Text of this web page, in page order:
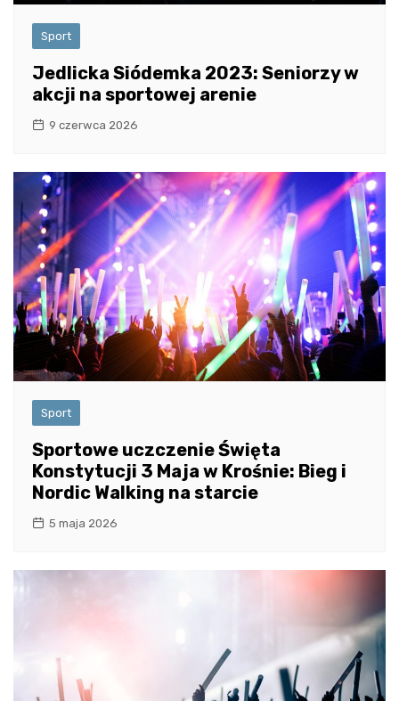
Sport
Jedlicka Siódemka 2023: Seniorzy w
akcji na sportowej arenie
9 czerwca 2026
Sport
Sportowe uczczenie Święta
Konstytucji 3 Maja w Krośnie: Bieg i
Nordic Walking na starcie
5 maja 2026